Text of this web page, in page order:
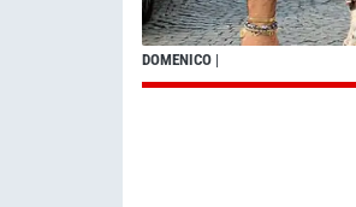
DOMENICO |